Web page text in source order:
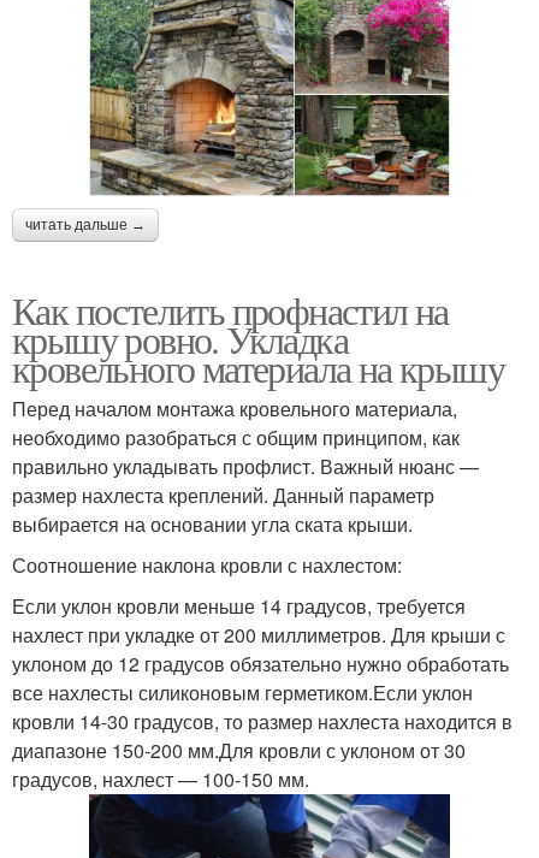
читать дальше →
Как постелить профнастил на
крышу ровно. Укладка
кровельного материала на крышу
Перед началом монтажа кровельного материала,
необходимо разобраться с общим принципом, как
правильно укладывать профлист. Важный нюанс —
размер нахлеста креплений. Данный параметр
выбирается на основании угла ската крыши.
Соотношение наклона кровли с нахлестом:
Если уклон кровли меньше 14 градусов, требуется
нахлест при укладке от 200 миллиметров. Для крыши с
уклоном до 12 градусов обязательно нужно обработать
все нахлесты силиконовым герметиком.Если уклон
кровли 14-30 градусов, то размер нахлеста находится в
диапазоне 150-200 мм.Для кровли с уклоном от 30
градусов, нахлест — 100-150 мм.